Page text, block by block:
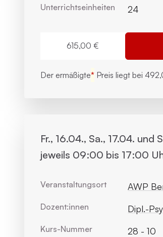
Unterrichts­einheiten 24
615,00 €
Der ermäßigte* Preis liegt bei
Fr., 16.04., Sa., 17.04. und
jeweils 09:00 bis 17:00
Veranstaltungsort AWP
Dozent:innen Dipl.-
Kurs-Nummer 28 - 10